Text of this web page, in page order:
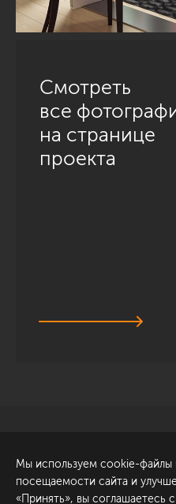
Смотреть
все
на странице
проекта
ул. Академика Павлова, 6
к1
Мы используем cookie-файлы
посещаемости сайта и
«Принять», вы соглашаетесь